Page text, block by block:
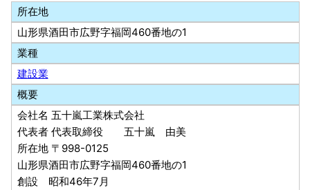
所在地
山形県酒田市広野字福岡460番地の1
業種
建設業
概要
会社名 五十嵐工業株式会社
代表者 代表取締役 五十嵐 由美
所在地 〒998-0125
山形県酒田市広野字福岡460番地の1
創設 昭和46年7月